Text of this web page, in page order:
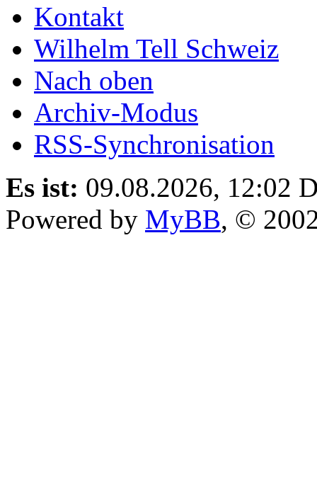
Kontakt
Wilhelm Tell Schweiz
Nach oben
Archiv-Modus
RSS-Synchronisation
Es ist: 09.08.2026, 12:02
Powered by MyBB, ©